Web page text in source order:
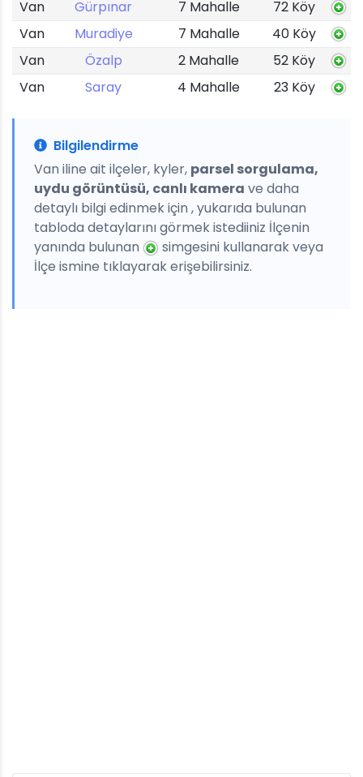
Van
Gürpınar 7 Mahalle
72 Köy
Van
Muradiye 7 Mahalle
40 Köy
Van
Özalp 2 Mahalle
52 Köy
Van
Saray 4 Mahalle 23 Köy
Bilgilendirme
Van iline ait ilçeler, kyler, parsel sorgulama,
uydu görüntüsü, canlı kamera ve daha
detaylı bilgi edinmek için , yukarıda bulunan
tabloda detaylarını görmek istediiniz İlçenin
yanında bulunan
simgesini kullanarak veya
İlçe ismine tıklayarak erişebilirsiniz.